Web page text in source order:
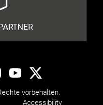
vorbehalten.
Accessibility